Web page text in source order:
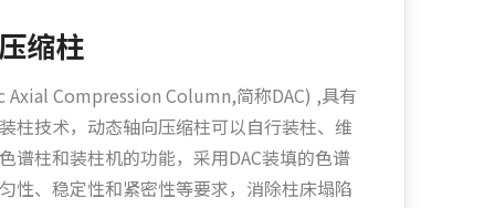
缩柱
Axial Compression Column,简称DAC) ,具有
柱技术，动态轴向压缩柱可以自行装柱、维
谱柱和装柱机的功能，采用DAC装填的色谱
性、稳定性和紧密性等要求，消除柱床塌陷